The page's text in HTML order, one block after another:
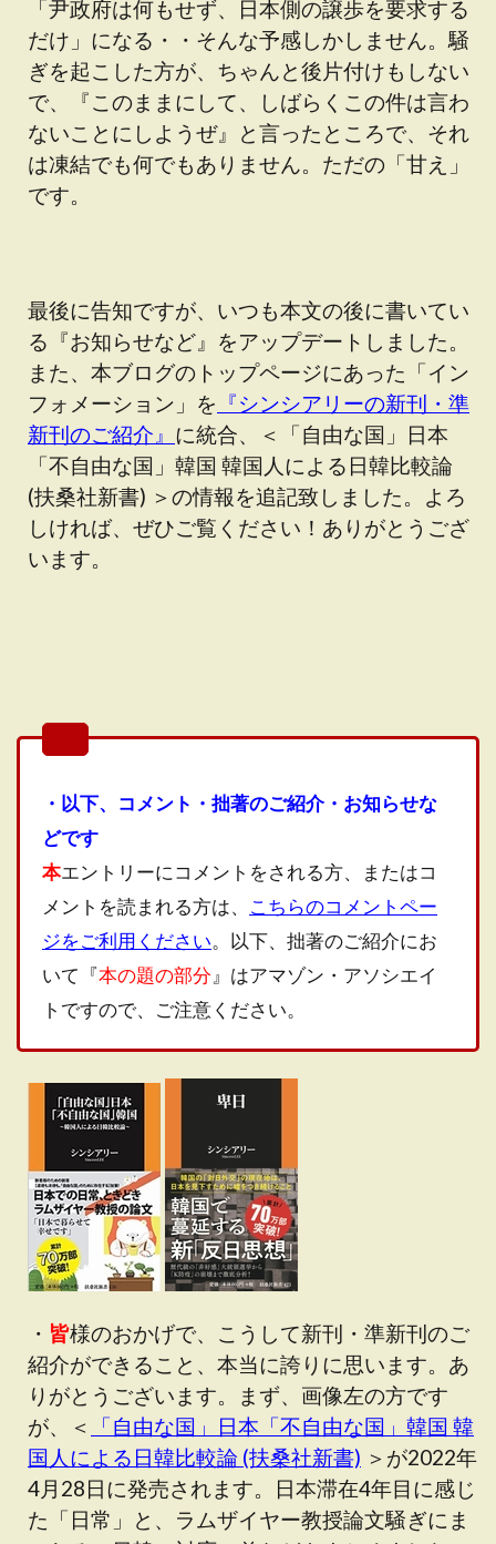
「尹政府は何もせず、日本側の譲歩を要求する
だけ」になる・・そんな予感しかしません。騒
ぎを起こした方が、ちゃんと後片付けもしない
で、『このままにして、しばらくこの件は言わ
ないことにしようぜ』と言ったところで、それ
は凍結でも何でもありません。ただの「甘え」
です。
最後に告知ですが、いつも本文の後に書いてい
る『お知らせなど』をアップデートしました。
また、本ブログのトップページにあった「イン
フォメーション」を 『シンシアリーの新刊・準
新刊のご紹介』 に統合、＜「自由な国」日本
「不自由な国」韓国 韓国人による日韓比較論
(扶桑社新書) ＞の情報を追記致しました。よろ
しければ、ぜひご覧ください！ありがとうござ
います。
・以下、コメント・拙著のご紹介・お知らせな
どです
本エントリーにコメントをされる方、またはコ
メントを読まれる方は、 こちらのコメントペー
ジをご利用ください。以下、拙著のご紹介にお
いて『本の題の部分 』はアマゾン・アソシエイ
トですので、ご注意ください。
・ 皆様のおかげで、こうして新刊・準新刊のご
紹介ができること、本当に誇りに思います。あ
りがとうございます。まず、画像左の方です
が、＜
「自由な国」日本「不自由な国」韓国 韓
国人による日韓比較論 (扶桑社新書) ＞が2022年
4月28日に発売されます。日本滞在4年目に感じ
た「日常」と、ラムザイヤー教授論文騒ぎにま